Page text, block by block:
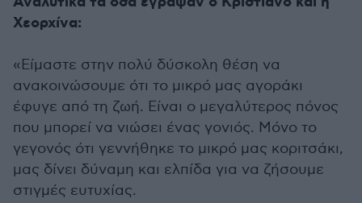
Χεορχίνα:
«Είμαστε στην πολύ δύσκολη θέση να
ανακοινώσουμε ότι το μικρό μας αγοράκι
έφυγε από τη ζωή. Είναι ο μεγαλύτερος πόνος
που μπορεί να νιώσει ένας γονιός. Μόνο το
γεγονός ότι γεννήθηκε το μικρό μας κοριτσάκι,
μας δίνει δύναμη και ελπίδα για να ζήσουμε
στιγμές ευτυχίας.